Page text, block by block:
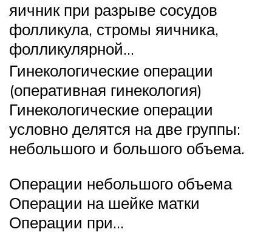
яичник при разрыве сосудов
фолликула, стромы яичника,
фолликулярной…
Гинекологические операции
(оперативная гинекология)
Гинекологические операции
условно делятся на две группы:
небольшого и большого объема.
Операции небольшого объема
Операции на шейке матки
Операции при…